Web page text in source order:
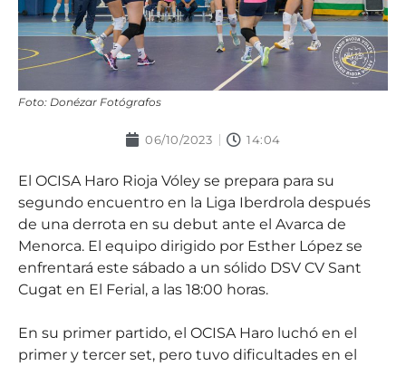
Foto: Donézar Fotógrafos
06/10/2023 14:04
El OCISA Haro Rioja Vóley se prepara para su
segundo encuentro en la Liga Iberdrola después
de una derrota en su debut ante el Avarca de
Menorca. El equipo dirigido por Esther López se
enfrentará este sábado a un sólido DSV CV Sant
Cugat en El Ferial, a las 18:00 horas.
En su primer partido, el OCISA Haro luchó en el
primer y tercer set, pero tuvo dificultades en el